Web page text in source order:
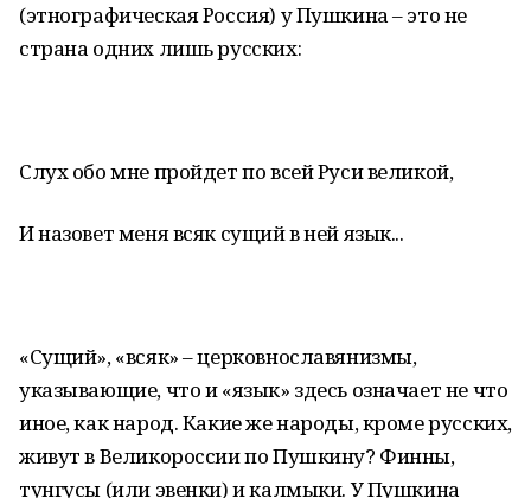
(этнографическая Россия) у Пушкина – это не
страна одних лишь русских:
Слух обо мне пройдет по всей Руси великой,
И назовет меня всяк сущий в ней язык...
«Сущий», «всяк» – церковнославянизмы,
указывающие, что и «язык» здесь означает не что
иное, как народ. Какие же народы, кроме русских,
живут в Великороссии по Пушкину? Финны,
тунгусы (или эвенки) и калмыки. У Пушкина